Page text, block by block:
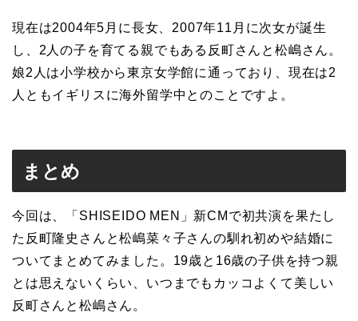
現在は2004年5月に長女、2007年11月に次女が誕生
し、2人の子を育てる親でもある反町さんと松嶋さん。
娘2人は小学校から東京女学館に通っており、現在は2
人ともイギリスに海外留学中とのことですよ。
まとめ
今回は、「SHISEIDO MEN」新CMで初共演を果たし
た反町隆史さんと松嶋菜々子さんの馴れ初めや結婚に
ついてまとめてみました。19歳と16歳の子供を持つ親
とは思えないくらい、いつまでもカッコよくて美しい
反町さんと松嶋さん。